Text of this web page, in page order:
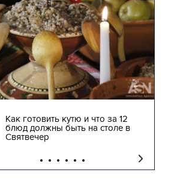
Как готовить кутю и что за 12
блюд должны быть на столе в
Святвечер